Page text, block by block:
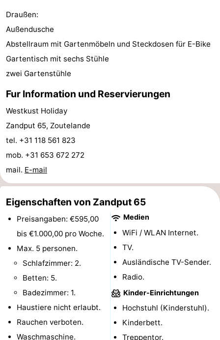
Actief
Praktisch
Forum
Route
-
Parken
Reisebuchshop
Medizin
Adressen
Region
Zeeland
Schouwen-
Duiveland
Renesse
-
Brouwershaven
Bruinisse
Zierikzee
Natur
-
Draußen:
Außendusche
Abstellraum mit Gartenmöbeln und Steckdosen für E-Bike
Gartentisch mit sechs Stühle
zwei Gartenstühle
Fur Information und Reservierungen
Westkust Holiday
Zandput 65, Zoutelande
tel. +31 118 561 823
mob. +31 653 672 272
mail. E-mail
Eigenschaften von Zandput 65
Preisangaben: €595,00
bis €1.000,00 pro Woche.
Max. 5 personen.
Schlafzimmer: 2.
Betten: 5.
Badezimmer: 1.
Haustiere nicht erlaubt.
Rauchen verboten.
Waschmaschine.
Medien
WiFi / WLAN Internet.
TV.
Ausländische TV-Sender.
Radio.
Kinder-Einrichtungen
Hochstuhl (Kinderstuhl).
Kinderbett.
Treppentor.